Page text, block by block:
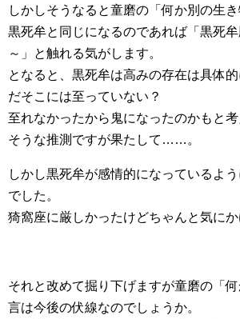
しかしそうなると童磨の「何か別の生
黒死牟と同じになるのであれば「黒死
～」と触れる気がします。
となると、黒死牟は高みの存在は具体
だそこには至っていない？
至れなかったから鬼になったのかもと
そうな推測ですが果たして……。
しかし黒死牟が感情的になっているよ
でした。
猗窩座に厳しかったけどちゃんと気にか
それと改めて掘り下げますが童磨の「
言は今後の伏線なのでしょうか。